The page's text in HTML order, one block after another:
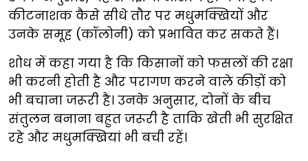
कीटनाशक कैसे सीधे तौर पर मधुमक्खियों और
उनके समूह (कॉलोनी) को प्रभावित कर सकते हैं।
शोध में कहा गया है कि किसानों को फसलों की रक्षा
भी करनी होती है और परागण करने वाले कीड़ों को
भी बचाना जरूरी है। उनके अनुसार, दोनों के बीच
संतुलन बनाना बहुत जरूरी है ताकि खेती भी सुरक्षित
रहे और मधुमक्खियां भी बची रहें।